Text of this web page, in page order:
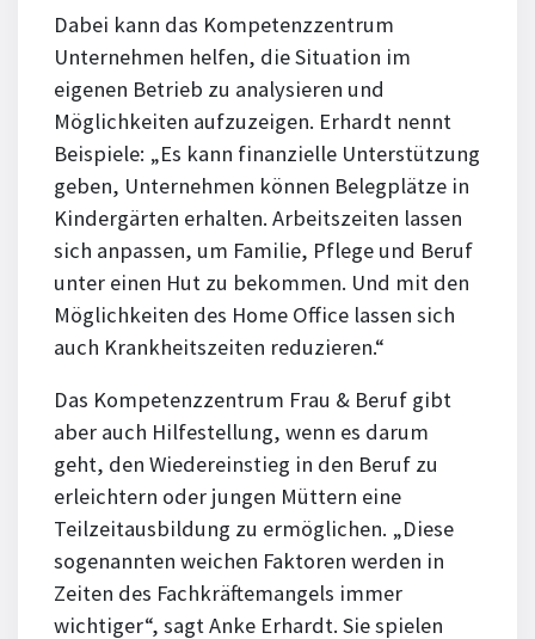
Dabei kann das Kompetenzzentrum
Unternehmen helfen, die Situation im
eigenen Betrieb zu analysieren und
Möglichkeiten aufzuzeigen. Erhardt nennt
Beispiele: „Es kann finanzielle Unterstützung
geben, Unternehmen können Belegplätze in
Kindergärten erhalten. Arbeitszeiten lassen
sich anpassen, um Familie, Pflege und Beruf
unter einen Hut zu bekommen. Und mit den
Möglichkeiten des Home Office lassen sich
auch Krankheitszeiten reduzieren.“
Das Kompetenzzentrum Frau & Beruf gibt
aber auch Hilfestellung, wenn es darum
geht, den Wiedereinstieg in den Beruf zu
erleichtern oder jungen Müttern eine
Teilzeitausbildung zu ermöglichen. „Diese
sogenannten weichen Faktoren werden in
Zeiten des Fachkräftemangels immer
wichtiger“, sagt Anke Erhardt. Sie spielen